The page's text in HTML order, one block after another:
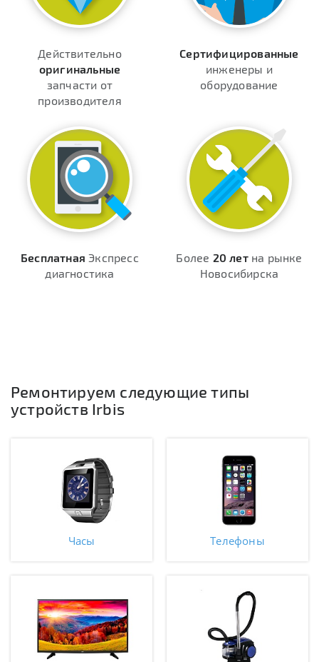
Действительно
оригинальные
запчасти от
производителя
Сертифицированные
инженеры и
оборудование
Бесплатная Экспресс
диагностика
Более 20 летна рынке
Новосибирска
Ремонтируем следующие типы
устройств Irbis
Часы Телефоны